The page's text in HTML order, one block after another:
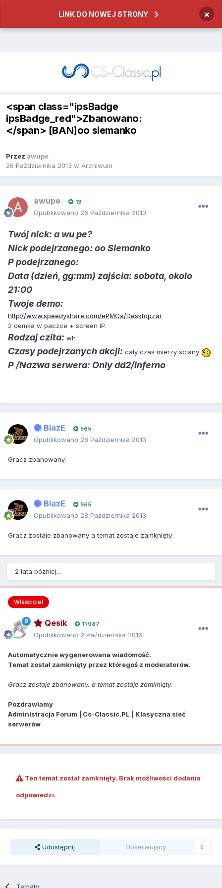
LINK DO NOWEJ STRONY ×
<span class="ipsBadge
ipsBadge_red">Zbanowano:
</span> [BAN]oo siemanko
Przez awupe
26 Października 2013 w Archiwum
awupe 13
Opublikowano 26 Października 2013
Twój nick: a wu pe?
Nick podejrzanego: oo Siemanko
P podejrzanego:
Data (dzień, gg:mm) zajścia: sobota, okolo
21:00
Twoje demo:
http://www.speedyshare.com/ePMGa/Desktop.rar
2 demka w paczce + screen IP.
Rodzaj czita: wh
Czasy podejrzanych akcji: cały czas mierzy ściany
P /Nazwa serwera: Only dd2/inferno
BlazE 565
Opublikowano 28 Października 2013
Gracz zbanowany.
BlazE 565
Opublikowano 28 Października 2013
Gracz zostaje zbanowany a temat zostaje zamknięty.
2 lata później...
Właściciel
Qesik 11 987
Opublikowano 2 Października 2016
Automatycznie wygenerowana wiadomość.
Temat został zamknięty przez któregoś z moderatorów.
Gracz zostaje zbanowany, a temat zostaje zamknięty.
Pozdrawiamy
Administracja Forum | Cs-Classic.PL | Klasyczna sieć
serwerów
Ten temat został zamknięty. Brak możliwości dodania
odpowiedzi.
Udostępnij Obserwujący 0
Tematy